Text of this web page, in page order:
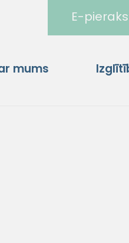
E-
mums